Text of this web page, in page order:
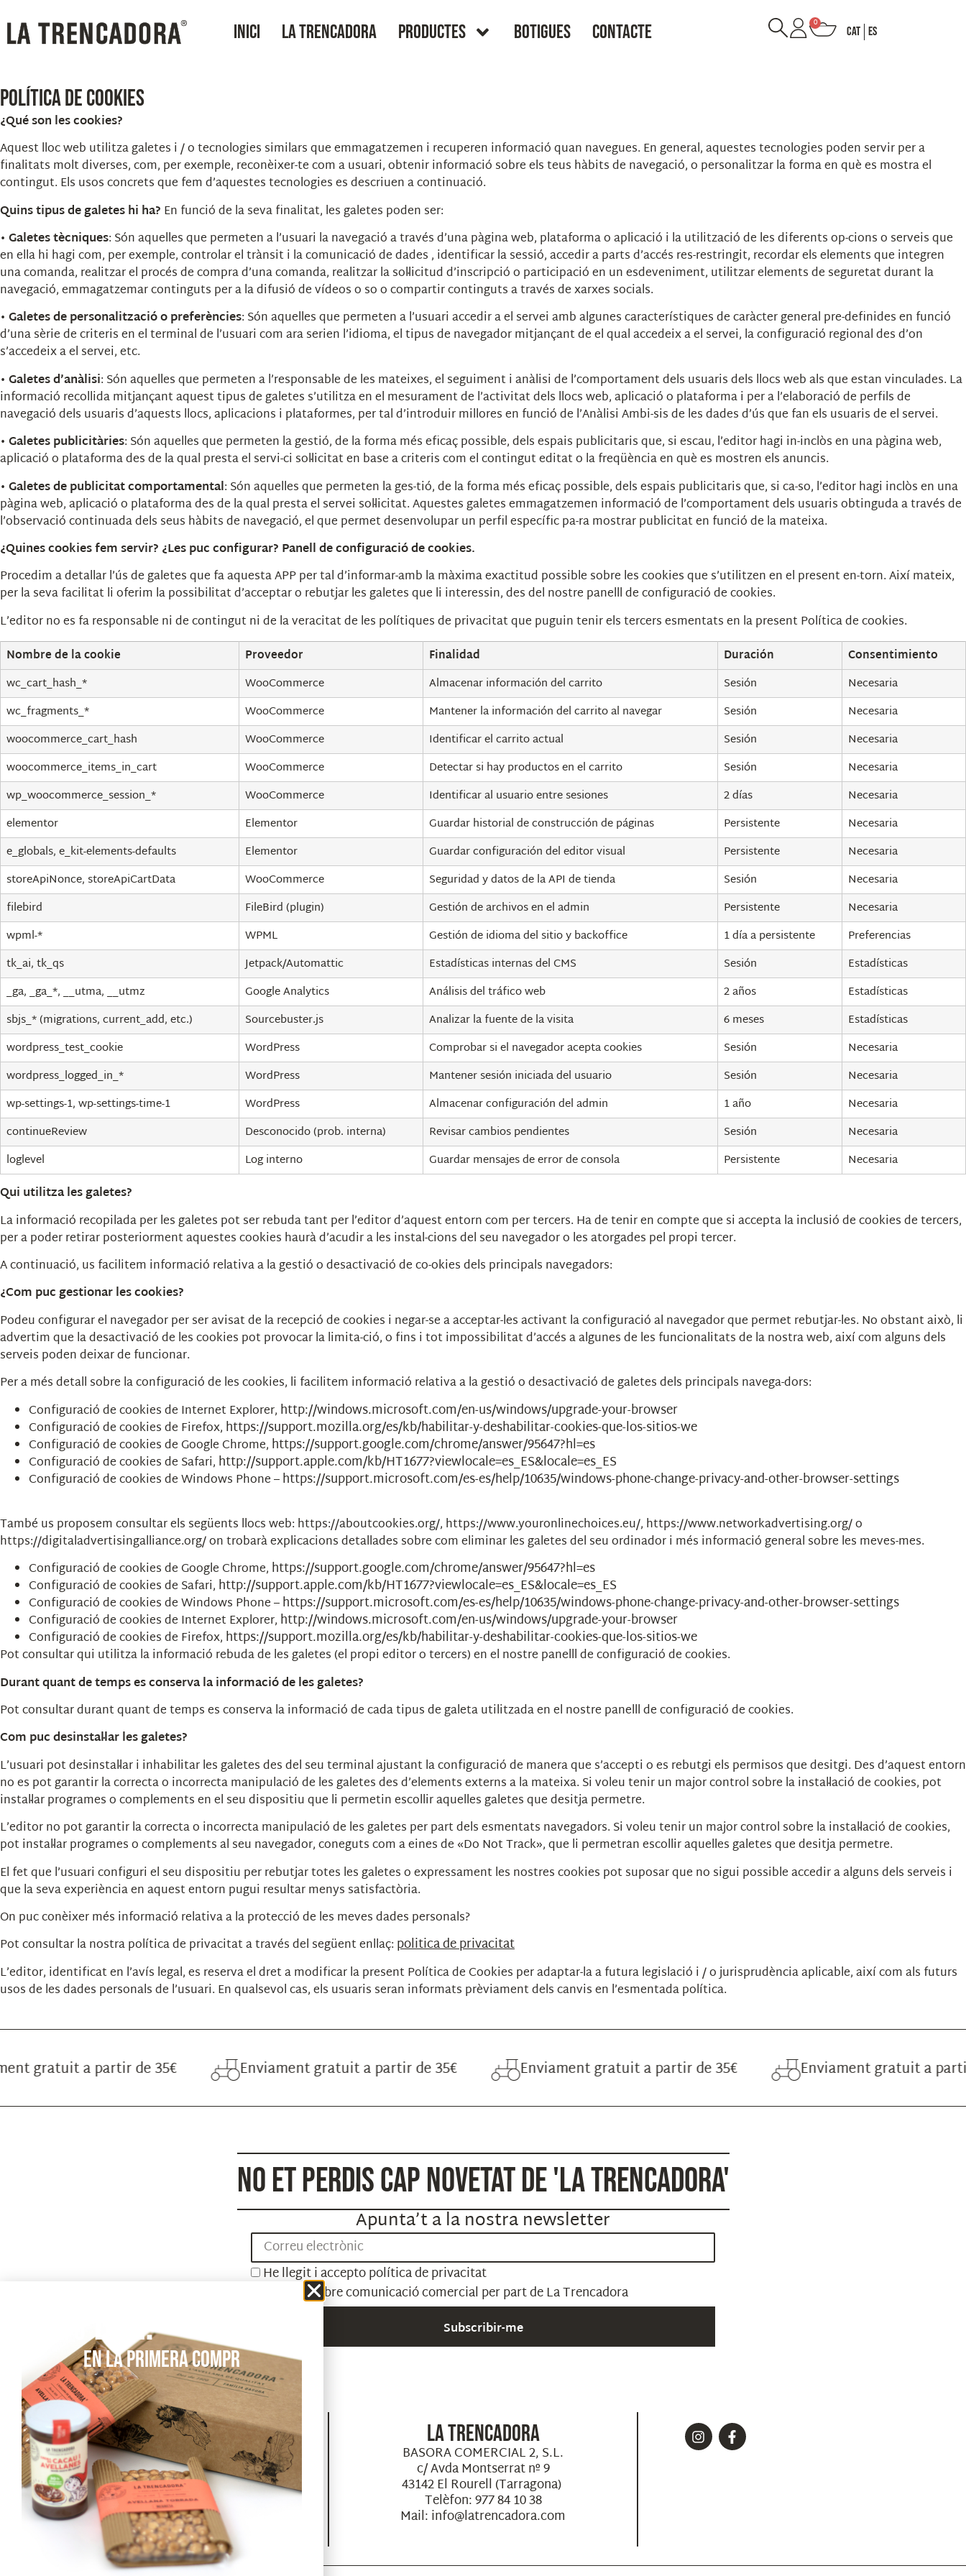
INICI LA TRENCADORA PRODUCTES BOTIGUES CONTACTE 0
CAT ES
POLÍTICA DE COOKIES
¿Qué son les cookies?
Aquest lloc web utilitza galetes i / o tecnologies similars que emmagatzemen i recuperen informació quan navegues. En general, aquestes tecnologies poden servir per a
finalitats molt diverses, com, per exemple, reconèixer-te com a usuari, obtenir informació sobre els teus hàbits de navegació, o personalitzar la forma en què es mostra el
contingut. Els usos concrets que fem d’aquestes tecnologies es descriuen a continuació.
Quins tipus de galetes hi ha? En funció de la seva finalitat, les galetes poden ser:
• Galetes tècniques: Són aquelles que permeten a l’usuari la navegació a través d’una pàgina web, plataforma o aplicació i la utilització de les diferents op-cions o serveis que
en ella hi hagi com, per exemple, controlar el trànsit i la comunicació de dades , identificar la sessió, accedir a parts d’accés res-restringit, recordar els elements que integren
una comanda, realitzar el procés de compra d’una comanda, realitzar la sol·licitud d’inscripció o participació en un esdeveniment, utilitzar elements de seguretat durant la
navegació, emmagatzemar continguts per a la difusió de vídeos o so o compartir continguts a través de xarxes socials.
• Galetes de personalització o preferències: Són aquelles que permeten a l’usuari accedir a el servei amb algunes característiques de caràcter general pre-definides en funció
d’una sèrie de criteris en el terminal de l’usuari com ara serien l’idioma, el tipus de navegador mitjançant de el qual accedeix a el servei, la configuració regional des d’on
s’accedeix a el servei, etc.
• Galetes d’anàlisi: Són aquelles que permeten a l’responsable de les mateixes, el seguiment i anàlisi de l’comportament dels usuaris dels llocs web als que estan vinculades. La
informació recollida mitjançant aquest tipus de galetes s’utilitza en el mesurament de l’activitat dels llocs web, aplicació o plataforma i per a l’elaboració de perfils de
navegació dels usuaris d’aquests llocs, aplicacions i plataformes, per tal d’introduir millores en funció de l’Anàlisi Ambi-sis de les dades d’ús que fan els usuaris de el servei.
• Galetes publicitàries: Són aquelles que permeten la gestió, de la forma més eficaç possible, dels espais publicitaris que, si escau, l’editor hagi in-inclòs en una pàgina web,
aplicació o plataforma des de la qual presta el servi-ci sol·licitat en base a criteris com el contingut editat o la freqüència en què es mostren els anuncis.
• Galetes de publicitat comportamental: Són aquelles que permeten la ges-tió, de la forma més eficaç possible, dels espais publicitaris que, si ca-so, l’editor hagi inclòs en una
pàgina web, aplicació o plataforma des de la qual presta el servei sol·licitat. Aquestes galetes emmagatzemen informació de l’comportament dels usuaris obtinguda a través de
l’observació continuada dels seus hàbits de navegació, el que permet desenvolupar un perfil específic pa-ra mostrar publicitat en funció de la mateixa.
¿Quines cookies fem servir? ¿Les puc configurar? Panell de configuració de cookies.
Procedim a detallar l’ús de galetes que fa aquesta APP per tal d’informar-amb la màxima exactitud possible sobre les cookies que s’utilitzen en el present en-torn. Així mateix,
per la seva facilitat li oferim la possibilitat d’acceptar o rebutjar les galetes que li interessin, des del nostre panelll de configuració de cookies.
L’editor no es fa responsable ni de contingut ni de la veracitat de les polítiques de privacitat que puguin tenir els tercers esmentats en la present Política de cookies.
Nombre de la cookie Proveedor Finalidad Duración
Consentimiento
wc_cart_hash_*
WooCommerce Almacenar información del carrito Sesión
Necesaria
wc_fragments_*
WooCommerce Mantener la información del carrito al navegar Sesión
Necesaria
woocommerce_cart_hash
WooCommerce Identificar el carrito actual Sesión
Necesaria
woocommerce_items_in_cart
WooCommerce Detectar si hay productos en el carrito Sesión
Necesaria
wp_woocommerce_session_*
WooCommerce Identificar al usuario entre sesiones 2 días
Necesaria
elementor
Elementor Guardar historial de construcción de páginas Persistente
Necesaria
e_globals, e_kit-elements-defaults
Elementor Guardar configuración del editor visual Persistente
Necesaria
storeApiNonce, storeApiCartData
WooCommerce Seguridad y datos de la API de tienda Sesión
Necesaria
filebird
FileBird (plugin) Gestión de archivos en el admin Persistente
Necesaria
wpml-*
WPML Gestión de idioma del sitio y backoffice 1 día a persistente
Preferencias
tk_ai, tk_qs
Jetpack/Automattic Estadísticas internas del CMS Sesión
Estadísticas
_ga, _ga_*, __utma, __utmz
Google Analytics Análisis del tráfico web 2 años
Estadísticas
sbjs_* (migrations, current_add, etc.)
Sourcebuster.js Analizar la fuente de la visita 6 meses
Estadísticas
wordpress_test_cookie
WordPress Comprobar si el navegador acepta cookies Sesión
Necesaria
wordpress_logged_in_*
WordPress Mantener sesión iniciada del usuario Sesión
Necesaria
wp-settings-1, wp-settings-time-1
WordPress Almacenar configuración del admin 1 año
Necesaria
continueReview
Desconocido (prob. interna) Revisar cambios pendientes Sesión
Necesaria
loglevel
Log interno Guardar mensajes de error de consola Persistente Necesaria
Qui utilitza les galetes?
La informació recopilada per les galetes pot ser rebuda tant per l’editor d’aquest entorn com per tercers. Ha de tenir en compte que si accepta la inclusió de cookies de tercers,
per a poder retirar posteriorment aquestes cookies haurà d’acudir a les instal-cions del seu navegador o les atorgades pel propi tercer.
A continuació, us facilitem informació relativa a la gestió o desactivació de co-okies dels principals navegadors:
¿Com puc gestionar les cookies?
Podeu configurar el navegador per ser avisat de la recepció de cookies i negar-se a acceptar-les activant la configuració al navegador que permet rebutjar-les. No obstant això, li
advertim que la desactivació de les cookies pot provocar la limita-ció, o fins i tot impossibilitat d’accés a algunes de les funcionalitats de la nostra web, així com alguns dels
serveis poden deixar de funcionar.
Per a més detall sobre la configuració de les cookies, li facilitem informació relativa a la gestió o desactivació de galetes dels principals navega-dors:
Configuració de cookies de Internet Explorer, http://windows.microsoft.com/en-us/windows/upgrade-your-browser
Configuració de cookies de Firefox, https://support.mozilla.org/es/kb/habilitar-y-deshabilitar-cookies-que-los-sitios-we
Configuració de cookies de Google Chrome, https://support.google.com/chrome/answer/95647?hl=es
Configuració de cookies de Safari, http://support.apple.com/kb/HT1677?viewlocale=es_ES&locale=es_ES
Configuració de cookies de Windows Phone –https://support.microsoft.com/es-es/help/10635/windows-phone-change-privacy-and-other-browser-settings
També us proposem consultar els següents llocs web: https://aboutcookies.org/, https://www.youronlinechoices.eu/, https://www.networkadvertising.org/ o
https://digitaladvertisingalliance.org/ on trobarà explicacions detallades sobre com eliminar les galetes del seu ordinador i més informació general sobre les meves-mes.
Configuració de cookies de Google Chrome, https://support.google.com/chrome/answer/95647?hl=es
Configuració de cookies de Safari, http://support.apple.com/kb/HT1677?viewlocale=es_ES&locale=es_ES
Configuració de cookies de Windows Phone –https://support.microsoft.com/es-es/help/10635/windows-phone-change-privacy-and-other-browser-settings
Configuració de cookies de Internet Explorer, http://windows.microsoft.com/en-us/windows/upgrade-your-browser
Configuració de cookies de Firefox, https://support.mozilla.org/es/kb/habilitar-y-deshabilitar-cookies-que-los-sitios-we
Pot consultar qui utilitza la informació rebuda de les galetes (el propi editor o tercers) en el nostre panelll de configuració de cookies.
Durant quant de temps es conserva la informació de les galetes?
Pot consultar durant quant de temps es conserva la informació de cada tipus de galeta utilitzada en el nostre panelll de configuració de cookies.
Com puc desinstal·lar les galetes?
L’usuari pot desinstal·lar i inhabilitar les galetes des del seu terminal ajustant la configuració de manera que s’accepti o es rebutgi els permisos que desitgi. Des d’aquest entorn
no es pot garantir la correcta o incorrecta manipulació de les galetes des d’elements externs a la mateixa. Si voleu tenir un major control sobre la instal·lació de cookies, pot
instal·lar programes o complements en el seu dispositiu que li permetin escollir aquelles galetes que desitja permetre.
L’editor no pot garantir la correcta o incorrecta manipulació de les galetes per part dels esmentats navegadors. Si voleu tenir un major control sobre la instal·lació de cookies,
pot instal·lar programes o complements al seu navegador, coneguts com a eines de «Do Not Track», que li permetran escollir aquelles galetes que desitja permetre.
El fet que l’usuari configuri el seu dispositiu per rebutjar totes les galetes o expressament les nostres cookies pot suposar que no sigui possible accedir a alguns dels serveis i
que la seva experiència en aquest entorn pugui resultar menys satisfactòria.
On puc conèixer més informació relativa a la protecció de les meves dades personals?
Pot consultar la nostra política de privacitat a través del següent enllaç: politica de privacitat
L’editor, identificat en l’avís legal, es reserva el dret a modificar la present Política de Cookies per adaptar-la a futura legislació i / o jurisprudència aplicable, així com als futurs
usos de les dades personals de l’usuari. En qualsevol cas, els usuaris seran informats prèviament dels canvis en l’esmentada política.
a partir de 35€ Enviament gratuit a partir de 35€ Enviament gratuit a partir de 35€ Enviament gratuit a partir de 35€
NO ET PERDIS CAP NOVETAT DE 'LA TRENCADORA'
Apunta’t a la nostra newsletter
He llegit i acceptopolítica de privacitat
Accepto rebre comunicació comercial per part de La Trencadora
Subscribir-me
LA TRENCADORA
BASORA COMERCIAL 2, S.L.
c/ Avda Montserrat nº 9
43142 El Rourell (Tarragona)
Telèfon: 977 84 10 38
Mail: info@latrencadora.com
10% dte.
EN LA PRIMERA COMPR